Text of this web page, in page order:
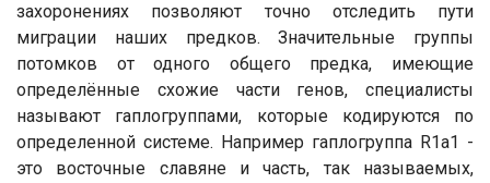
захоронениях позволяют точно отследить пути
миграции наших предков. Значительные группы
потомков от одного общего предка, имеющие
определённые схожие части генов, специалисты
называют гаплогруппами, которые кодируются по
определенной системе. Например гаплогруппа R1a1 -
это восточные славяне и часть, так называемых,